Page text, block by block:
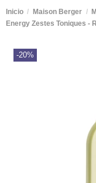
Inicio Maison Berger
Energy Zestes Toniques -
-20%